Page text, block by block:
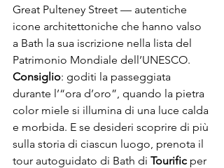
Great Pulteney Street — autentiche
icone architettoniche che hanno valso
a Bath la sua iscrizione nella lista del
Patrimonio Mondiale dell’UNESCO.
Consiglio: goditi la passeggiata
durante l’“ora d’oro”, quando la pietra
color miele si illumina di una luce calda
e morbida. E se desideri scoprire di più
sulla storia di ciascun luogo, prenota il
tour autoguidato di Bath di Tourific per